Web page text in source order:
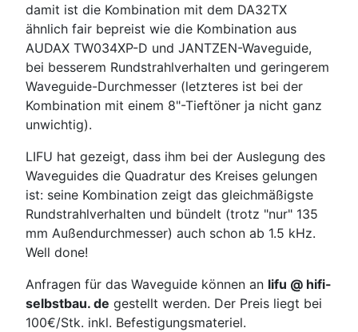
damit ist die Kombination mit dem DA32TX
ähnlich fair bepreist wie die Kombination aus
AUDAX TW034XP-D und JANTZEN-Waveguide,
bei besserem Rundstrahlverhalten und geringerem
Waveguide-Durchmesser (letzteres ist bei der
Kombination mit einem 8"-Tieftöner ja nicht ganz
unwichtig).
LIFU hat gezeigt, dass ihm bei der Auslegung des
Waveguides die Quadratur des Kreises gelungen
ist: seine Kombination zeigt das gleichmäßigste
Rundstrahlverhalten und bündelt (trotz "nur" 135
mm Außendurchmesser) auch schon ab 1.5 kHz.
Well done!
Anfragen für das Waveguide können an lifu @ hifi-
selbstbau. de gestellt werden. Der Preis liegt bei
100€/Stk. inkl. Befestigungsmateriel.